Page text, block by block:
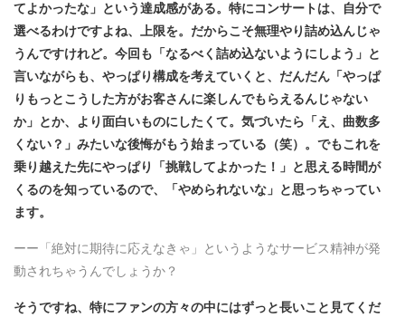
てよかったな」という達成感がある。特にコンサートは、自分で
選べるわけですよね、上限を。だからこそ無理やり詰め込んじゃ
うんですけれど。今回も「なるべく詰め込ないようにしよう」と
言いながらも、やっぱり構成を考えていくと、だんだん「やっぱ
りもっとこうした方がお客さんに楽しんでもらえるんじゃない
か」とか、より面白いものにしたくて。気づいたら「え、曲数多
くない？」みたいな後悔がもう始まっている（笑）。でもこれを
乗り越えた先にやっぱり「挑戦してよかった！」と思える時間が
くるのを知っているので、「やめられないな」と思っちゃってい
ます。
ーー「絶対に期待に応えなきゃ」というようなサービス精神が発
動されちゃうんでしょうか？
そうですね、特にファンの方々の中にはずっと長いこと見てくだ